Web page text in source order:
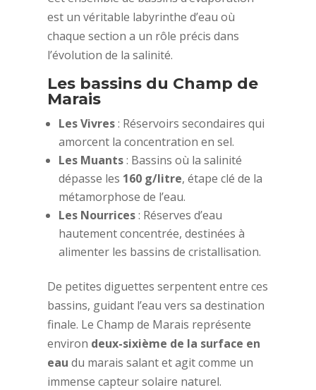
est un véritable labyrinthe d’eau où
chaque section a un rôle précis dans
l’évolution de la salinité.
Les bassins du Champ de
Marais
Les Vivres: Réservoirs secondaires qui
amorcent la concentration en sel.
Les Muants: Bassins où la salinité
dépasse les 160 g/litre, étape clé de la
métamorphose de l’eau.
Les Nourrices: Réserves d’eau
hautement concentrée, destinées à
alimenter les bassins de cristallisation.
De petites diguettes serpentent entre ces
bassins, guidant l’eau vers sa destination
finale. Le Champ de Marais représente
environ deux-sixième de la surface en
eau du marais salant et agit comme un
immense capteur solaire naturel.